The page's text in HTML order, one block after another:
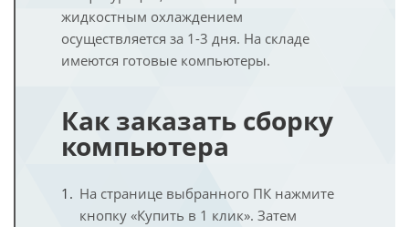
жидкостным охлаждением
осуществляется за 1-3 дня. На складе
имеются готовые компьютеры.
Как заказать сборку
компьютера
На странице выбранного ПК нажмите
кнопку «Купить в 1 клик». Затем